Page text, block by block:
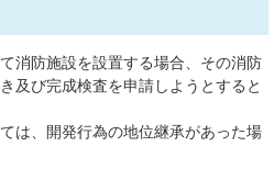
消防施設を設置する場合、その消防
及び完成検査を申請しようとすると
は、開発行為の地位継承があった場